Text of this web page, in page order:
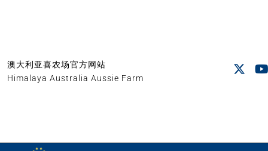
澳大利亚喜农场官方网站
Himalaya Australia Aussie Farm